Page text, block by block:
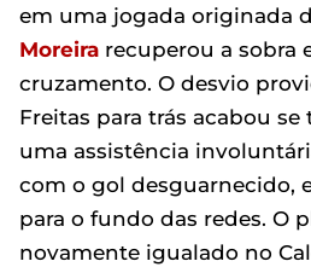
em uma jogada originada
Moreira recuperou a sobra
cruzamento. O desvio
Freitas para trás acabou
uma assistência
com o gol desguarnecido,
para o fundo das redes. O
novamente igualado no